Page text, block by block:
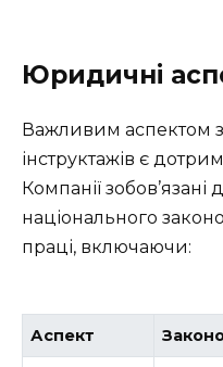
Юридичні
Важливим аспектом
інструктажів є
Компанії
національного
праці, включаючи:
Аспект